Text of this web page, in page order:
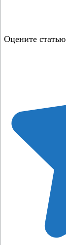
Оцените статью